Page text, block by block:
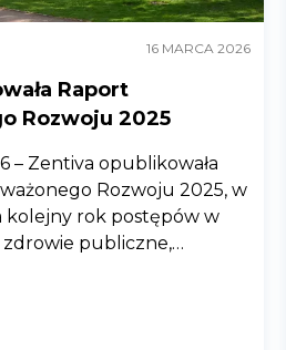
16 MARCA 2026
Raport
Rozwoju 2025
– Zentiva opublikowała
Rozwoju 2025, w
kolejny rok postępów w
zdrowie publiczne,